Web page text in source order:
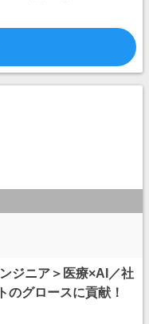
ジニア＞医療×AI／社
のグロースに貢献！